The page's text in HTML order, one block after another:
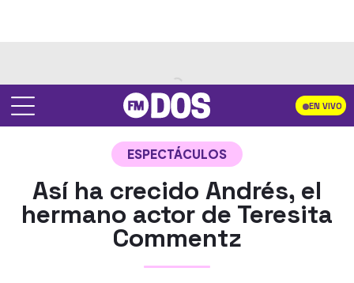
EN VIVO
ESPECTÁCULOS
Así ha crecido Andrés, el
hermano actor de Teresita
Commentz